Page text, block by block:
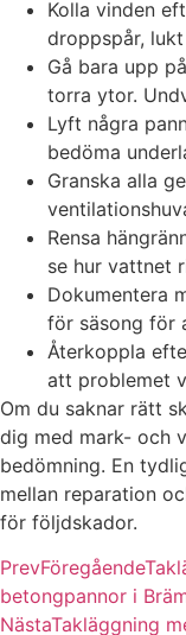
Kolla vinden
droppspår,
Gå bara upp
torra ytor.
Lyft några
bedöma
Granska alla
Rensa
se hur vattnet
Dokumentera
för säsong för
Återkoppla
att problemet
Om du saknar rätt
dig med mark- och
bedömning. En
mellan reparation
för följdskador.
PrevFöregående
betongpannor i
NästaTakläggning